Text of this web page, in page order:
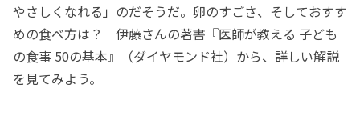
やさしくなれる」のだそうだ。卵のすごさ、そしておすす
めの食べ方は？ 伊藤さんの著書『医師が教える 子ども
の食事 50の基本』（ダイヤモンド社）から、詳しい解説
を見てみよう。